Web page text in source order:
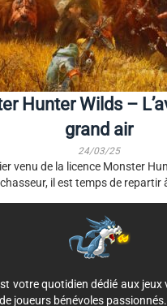
Hunter Wilds –
grand air
24/03/25
venu de la licence Monster
il est temps de repartir
votre quotidien dédié aux jeux
joueurs bénévoles passionnés.